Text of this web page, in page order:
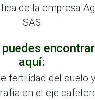
de la empresa
SAS
aquí:
fertilidad del suelo y
en el eje